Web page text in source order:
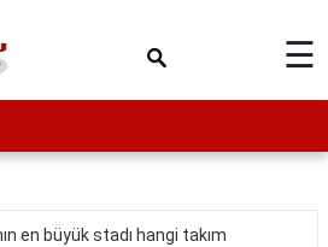
☰
en büyük stadı hangi takım